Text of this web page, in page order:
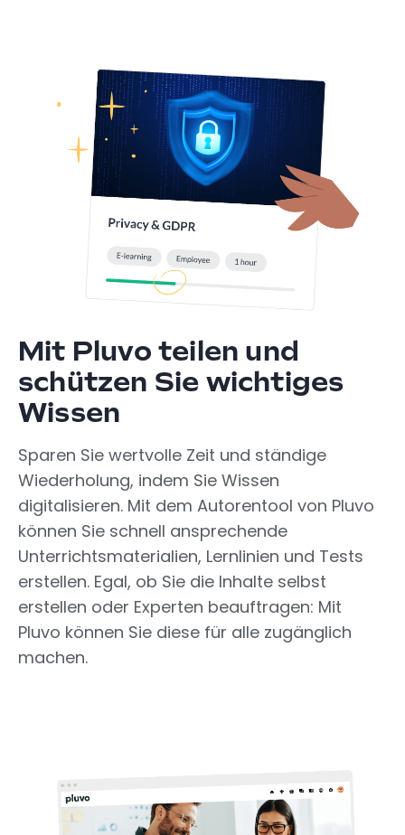
Mit Pluvo teilen und
schützen Sie wichtiges
Wissen
Sparen Sie wertvolle Zeit und ständige
Wiederholung, indem Sie Wissen
digitalisieren. Mit dem Autorentool von Pluvo
können Sie schnell ansprechende
Unterrichtsmaterialien, Lernlinien und Tests
erstellen. Egal, ob Sie die Inhalte selbst
erstellen oder Experten beauftragen: Mit
Pluvo können Sie diese für alle zugänglich
machen.